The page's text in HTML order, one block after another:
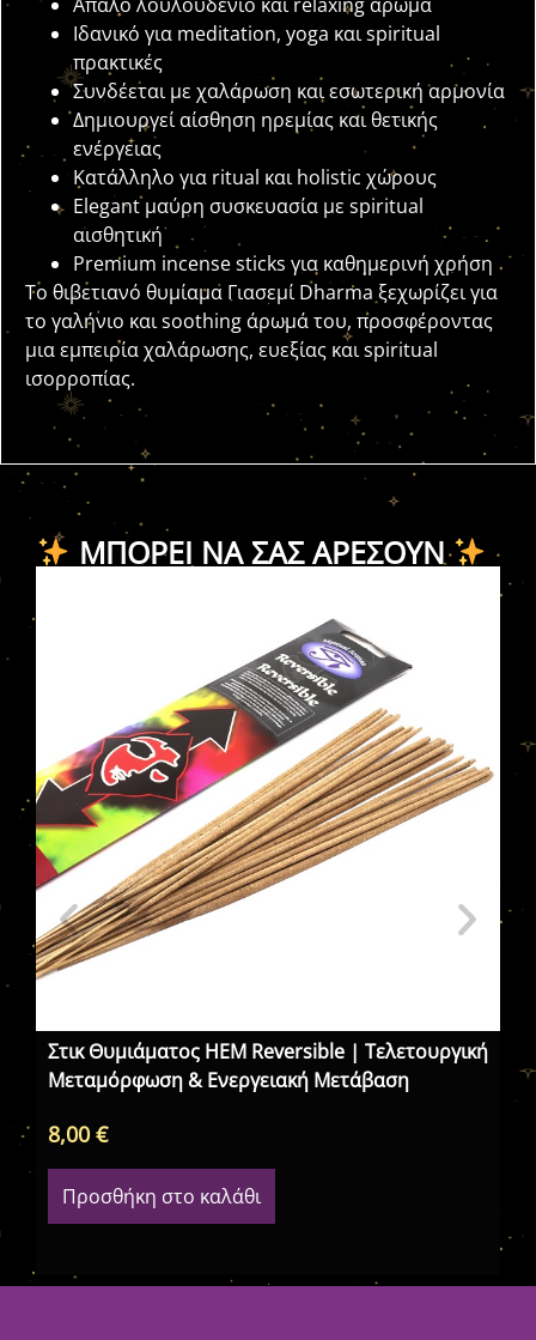
Ιδανικό για meditation, yoga και spiritual
πρακτικές
Συνδέεται με χαλάρωση και εσωτερική αρμονία
Δημιουργεί αίσθηση ηρεμίας και θετικής
ενέργειας
Κατάλληλο για ritual και holistic χώρους
Elegant μαύρη συσκευασία με spiritual
αισθητική
Premium incense sticks για καθημερινή χρήση
Το θιβετιανό θυμίαμα Γιασεμί Dharma ξεχωρίζει για
το γαλήνιο και soothing άρωμά του, προσφέροντας
μια εμπειρία χαλάρωσης, ευεξίας και spiritual
ισορροπίας.
ΜΠΟΡΕΊ ΝΑ ΣΑΣ ΑΡΈΣΟΥΝ
Στικ Θυμιάματος HEM Reversible | Τελετουργική
Μεταμόρφωση & Ενεργειακή Μετάβαση
8,00€
Προσθήκη στο καλάθι